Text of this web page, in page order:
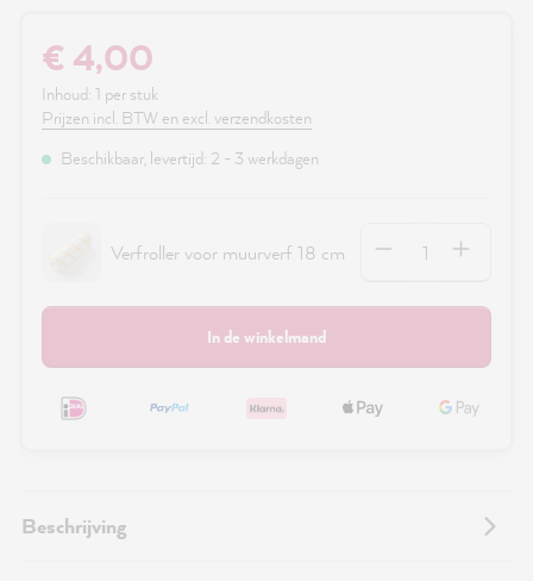
€ 4,00
Inhoud: 1 per stuk
Prijzen incl. BTW en excl. verzendkosten
Beschikbaar, levertijd: 2 - 3 werkdagen
Verfroller voor muurverf 18 cm
Hoeveelheid
In de winkelmand
Beschrijving